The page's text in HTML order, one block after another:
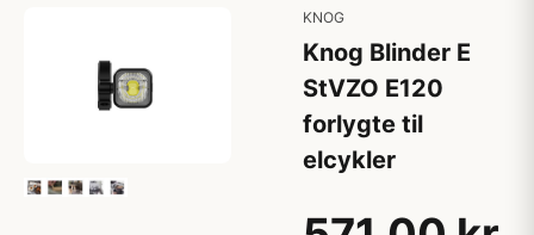
KNOG
Knog Blinder E
StVZO E120
forlygte til
elcykler